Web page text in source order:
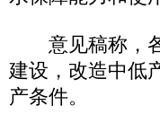
意见稿称，各
建设，改造中低
产条件。